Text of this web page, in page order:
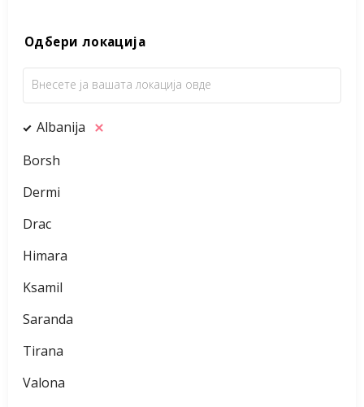
Одбери локација
Albanija
Borsh
Dermi
Drac
Himara
Ksamil
Saranda
Tirana
Valona